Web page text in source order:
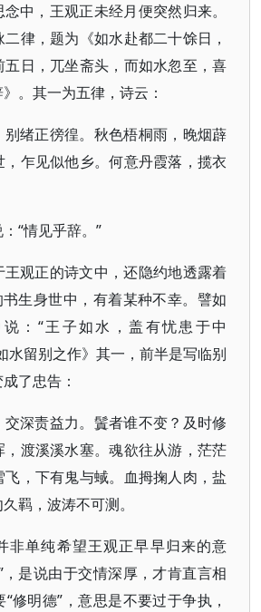
中，王观正未经月便突然归来。
律，题为《如水赴都二十馀日，
日，兀坐斋头，而如水忽至，喜
。其一为五律，诗云：
绪正徬徨。秋色梧桐雨，晚烟薜
乍见似他乡。何意丹霞落，揽衣
“情见乎辞。”
观正的诗文中，还隐约地透露着
书生身世中，有着某种不幸。譬如
说：“王子如水，盖有忧患于中
水留别之作》其一，前半是写临别
了忠告：
深责益力。鬒者谁不变？及时修
，渡溪溪水塞。魂欲往从游，茫茫
，下有鬼与蜮。血拇掬人肉，盐
羁，波涛不可测。
非单纯希望王观正早早归来的意
，是说由于交情深厚，才肯直言相
修明德”，意思是不要过于争执，